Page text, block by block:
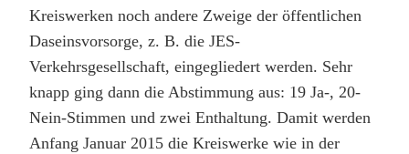
Kreiswerken noch andere Zweige der öffentlichen
Daseinsvorsorge, z. B. die JES-
Verkehrsgesellschaft, eingegliedert werden. Sehr
knapp ging dann die Abstimmung aus: 19 Ja-, 20-
Nein-Stimmen und zwei Enthaltung. Damit werden
Anfang Januar 2015 die Kreiswerke wie in der